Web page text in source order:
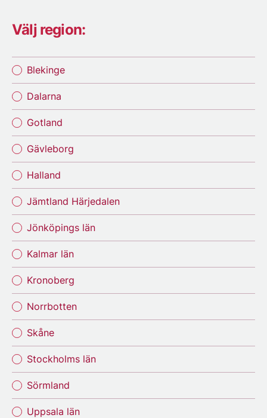
Välj region:
Blekinge
Dalarna
Gotland
Gävleborg
Halland
Jämtland Härjedalen
Jönköpings län
Kalmar län
Kronoberg
Norrbotten
Skåne
Stockholms län
Sörmland
Uppsala län